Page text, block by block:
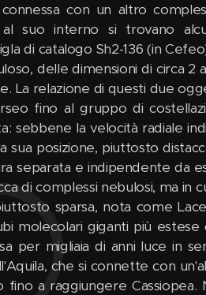
con un altro
suo interno si trovano
di catalogo Sh2-136 (in
delle dimensioni di circa 2
La relazione di questi due
fino al gruppo di
sebbene la velocità radiale
sua posizione, piuttosto
separata e indipendente da
di complessi nebulosi, ma in
sparsa, nota come
molecolari giganti più estese
per migliaia di anni luce in
che si connette con
fino a raggiungere Cassiopea.